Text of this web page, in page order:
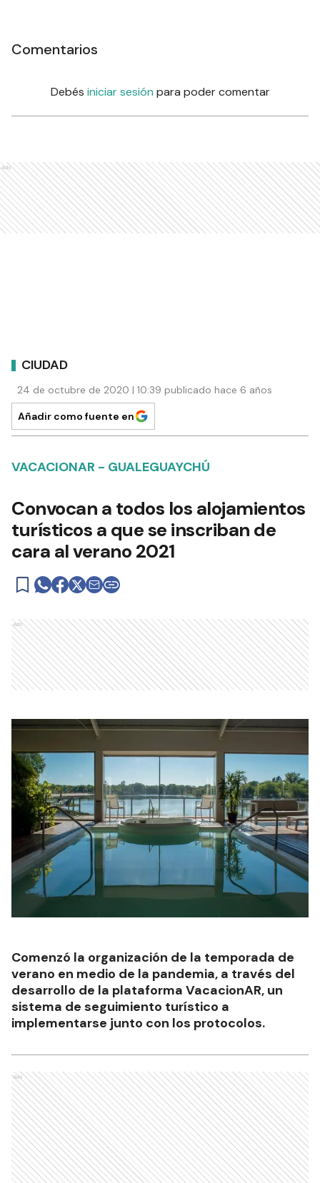
Comentarios
Debés iniciar sesión para poder comentar
Ads
CIUDAD
24 de octubre de 2020 | 10:39 publicado hace 6 años
Añadir como fuente en
VACACIONAR - GUALEGUAYCHÚ
Convocan a todos los alojamientos
turísticos a que se inscriban de
cara al verano 2021
Ads
Comenzó la organización de la temporada de
verano en medio de la pandemia, a través del
desarrollo de la plataforma VacacionAR, un
sistema de seguimiento turístico a
implementarse junto con los protocolos.
Ads